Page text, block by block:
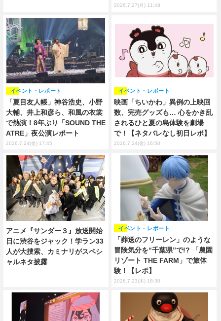
2026.7.27(月) 11:48
「夏目友人帳」神谷浩史、小野
大輔、井上和彦ら、和風の衣裳
で熱演！8年ぶり「SOUND THE
ATRE」夜公演レポート
イベント・レポート
2026.7.24(金) 17:45
映画「ちいかわ」異例の上映回
数、完売グッズも… 心をかき乱
されるひと夏の島体験を劇場
で！【ネタバレなし初日レポ】
イベント・レポート
2026.7.24(金) 16:50
アニメ『サンダー３』放送開始
日に渋谷をジャック！学ラン33
人が大捜索、カミナリがスペシ
ャルネタ披露
「葬送のフリーレン」のような
冒険気分を“千葉県”で!? 「農園
リゾート THE FARM」で旅体
験！【レポ】
イベント・レポート
2026.7.23(木) 18:30